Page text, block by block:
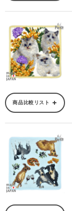
商品比較リスト